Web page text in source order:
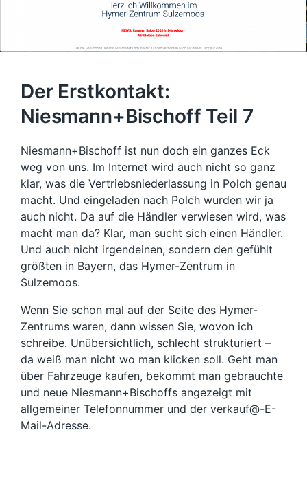
Der Erstkontakt:
Niesmann+Bischoff Teil 7
Niesmann+Bischoff ist nun doch ein ganzes Eck
weg von uns. Im Internet wird auch nicht so ganz
klar, was die Vertriebsniederlassung in Polch genau
macht. Und eingeladen nach Polch wurden wir ja
auch nicht. Da auf die Händler verwiesen wird, was
macht man da? Klar, man sucht sich einen Händler.
Und auch nicht irgendeinen, sondern den gefühlt
größten in Bayern, das Hymer-Zentrum in
Sulzemoos.
Wenn Sie schon mal auf der Seite des Hymer-
Zentrums waren, dann wissen Sie, wovon ich
schreibe. Unübersichtlich, schlecht strukturiert –
da weiß man nicht wo man klicken soll. Geht man
über Fahrzeuge kaufen, bekommt man gebrauchte
und neue Niesmann+Bischoffs angezeigt mit
allgemeiner Telefonnummer und der verkauf@-E-
Mail-Adresse.